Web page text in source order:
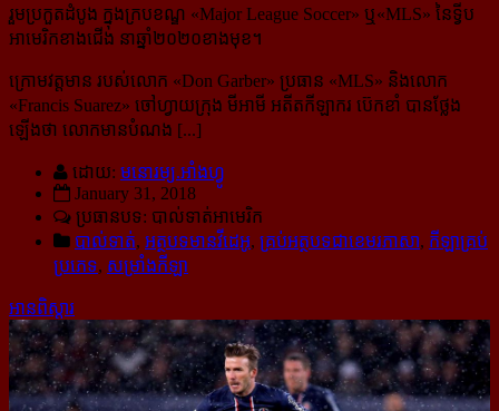
រួមប្រកួតដំបូង ក្នុងក្របខណ្ឌ «Major League Soccer» ឬ«MLS» នៃទ្វីប
អាមេរិកខាងជើង នាឆ្នាំ២០២០ខាងមុខ។
ក្រោមវត្តមាន របស់លោក «Don Garber» ប្រធាន «MLS» និងលោក
«Francis Suarez» ចៅហ្វាយក្រុង មីអាមី អតីតកីឡាករ ប៊េកខាំ បានថ្លែង
ឡើងថា លោកមានបំណង [...]
ដោយ: មនោរម្យ.អាំងហ្វូ
January 31, 2018
ប្រធានបទ: បាល់ទាត់​អាមេរិក
បាល់ទាត់, អត្ថបទមានវីដេអូ, គ្រប់អត្ថបទជាខេមរភាសា, កីឡាគ្រប់
ប្រភេទ, សម្រាំងកីឡា
អានពិស្ដារ